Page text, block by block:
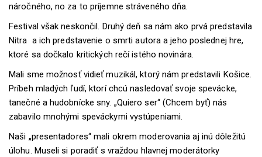
náročného, no za to príjemne stráveného dňa.
Festival však neskončil. Druhý deň sa nám ako prvá predstavila
Nitra a ich predstavenie o smrti autora a jeho poslednej hre,
ktoré sa dočkalo kritických rečí istého novinára.
Mali sme možnosť vidieť muzikál, ktorý nám predstavili Košice.
Príbeh mladých ľudí, ktorí chcú nasledovať svoje spevácke,
tanečné a hudobnícke sny. „Quiero ser“ (Chcem byť) nás
zabavilo mnohými speváckymi vystúpeniami.
Naši „presentadores“ mali okrem moderovania aj inú dôležitú
úlohu. Museli si poradiť s vraždou hlavnej moderátorky